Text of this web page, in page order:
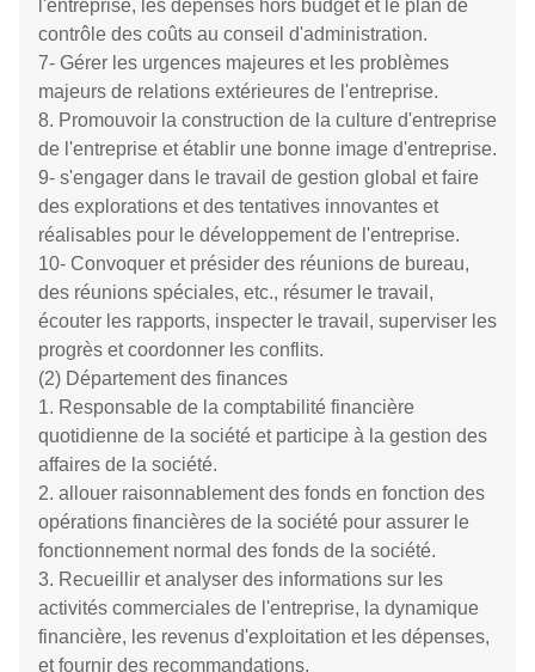
Des services exclusifs personnalisés, communiquer
d'abord les exigences et les détails, concevoir des
solutions exclusives en fonction des besoins du client,
fournir une liste de devis de produits,déterminer un
dépôt de 50% pour la passation d'un ordre, organiser
la production et le stockage, et récupérer le solde
restant de 50% avant expédition.
Notre équipe
(1) Directeur général:
1. organiser la formulation de la stratégie de
développement et du plan d'affaires à moyen et long
terme de l'entreprise, sur la base des objectifs
stratégiques proposés par le conseil
d'administration,et promouvoir sa mise en œuvre.
2- élaborer un plan pour la structure de gestion interne
de l'entreprise et émettre des lettres de nomination
pour le personnel supérieur.
3. approuver le plan de répartition des salaires et des